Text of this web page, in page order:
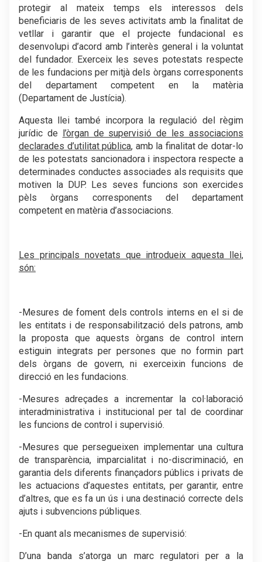
protegir al mateix temps els interessos dels
beneficiaris de les seves activitats amb la finalitat de
vetllar i garantir que el projecte fundacional es
desenvolupi d’acord amb l’interès general i la voluntat
del fundador. Exerceix les seves potestats respecte
de les fundacions per mitjà dels òrgans corresponents
del departament competent en la matèria
(Departament de Justícia).
Aquesta llei també incorpora la regulació del règim
jurídic de l’òrgan de supervisió de les associacions
declarades d’utilitat pública, amb la finalitat de dotar-lo
de les potestats sancionadora i inspectora respecte a
determinades conductes associades als requisits que
motiven la DUP. Les seves funcions son exercides
pèls òrgans corresponents del departament
competent en matèria d’associacions.
Les principals novetats que introdueix aquesta llei,
són:
-Mesures de foment dels controls interns en el si de
les entitats i de responsabilització dels patrons, amb
la proposta que aquests òrgans de control intern
estiguin integrats per persones que no formin part
dels òrgans de govern, ni exerceixin funcions de
direcció en les fundacions.
-Mesures adreçades a incrementar la col·laboració
interadministrativa i institucional per tal de coordinar
les funcions de control i supervisió.
-Mesures que persegueixen implementar una cultura
de transparència, imparcialitat i no-discriminació, en
garantia dels diferents finançadors públics i privats de
les actuacions d’aquestes entitats, per garantir, entre
d’altres, que es fa un ús i una destinació correcte dels
ajuts i subvencions públiques.
-En quant als mecanismes de supervisió:
D’una banda s’atorga un marc regulatori per a la